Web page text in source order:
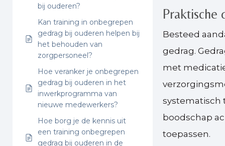
bij ouderen?
Kan training in onbegrepen
gedrag bij ouderen helpen bij
het behouden van
zorgpersoneel?
Hoe veranker je onbegrepen
gedrag bij ouderen in het
inwerkprogramma van
nieuwe medewerkers?
Hoe borg je de kennis uit
een training onbegrepen
gedrag bij ouderen in de
Praktische
Besteed
gedrag.
met
systematisch
boodschap
toepassen.